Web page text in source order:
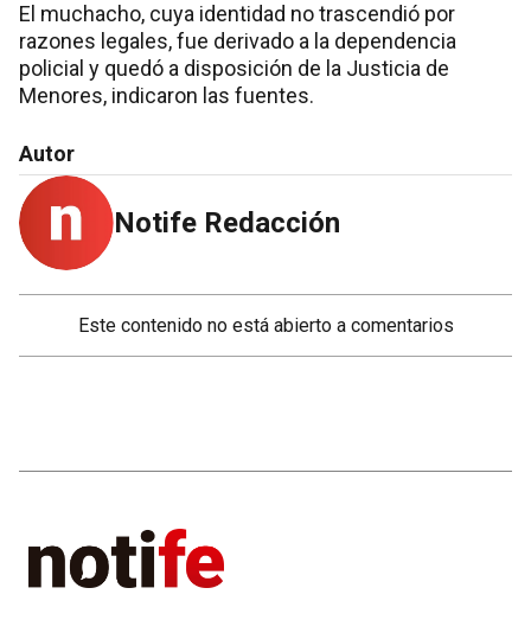
El muchacho, cuya identidad no trascendió por
razones legales, fue derivado a la dependencia
policial y quedó a disposición de la Justicia de
Menores, indicaron las fuentes.
Autor
Notife Redacción
Este contenido no está abierto a comentarios